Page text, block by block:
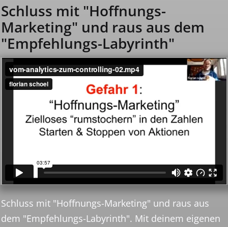
Schluss mit "Hoffnungs-
Marketing" und raus aus dem
"Empfehlungs-Labyrinth"
Schluss mit "Hoffnungs-Marketing" und raus aus
dem "Empfehlungs-Labyrinth". Mit deinem eigenen